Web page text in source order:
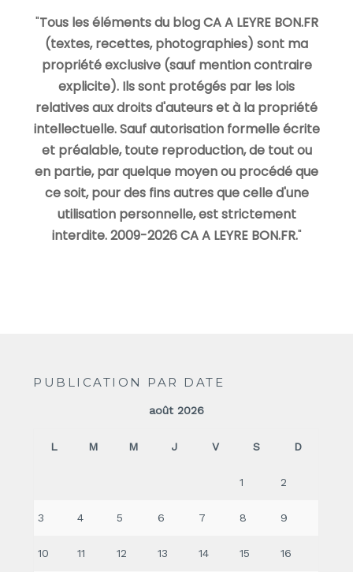
"Tous les éléments du blog CA A LEYRE BON.FR
(textes, recettes, photographies) sont ma
propriété exclusive (sauf mention contraire
explicite). Ils sont protégés par les lois
relatives aux droits d'auteurs et à la propriété
intellectuelle. Sauf autorisation formelle écrite
et préalable, toute reproduction, de tout ou
en partie, par quelque moyen ou procédé que
ce soit, pour des fins autres que celle d'une
utilisation personnelle, est strictement
interdite. 2009-2026 CA A LEYRE BON.FR."
PUBLICATION PAR DATE
août 2026
L M M J V S D
1 2
3 4 5 6 7 8 9
10 11 12 13 14 15 16